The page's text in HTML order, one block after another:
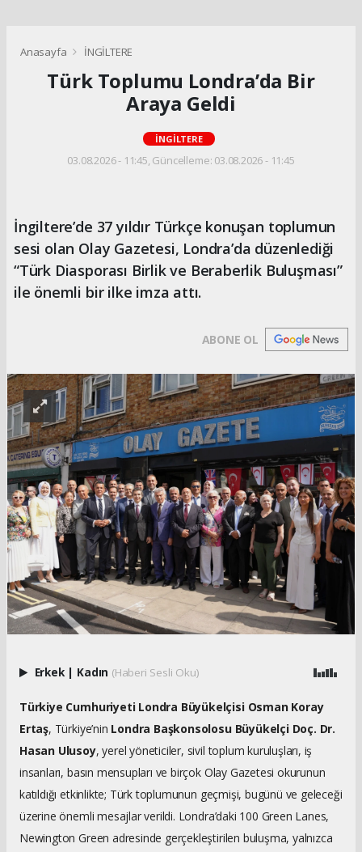
Anasayfa İNGİLTERE
Türk Toplumu Londra’da Bir
Araya Geldi
İNGİLTERE
03.08.2026 - 11:45, Güncelleme: 03.08.2026 - 11:45
İngiltere’de 37 yıldır Türkçe konuşan toplumun
sesi olan Olay Gazetesi, Londra’da düzenlediği
“Türk Diasporası Birlik ve Beraberlik Buluşması”
ile önemli bir ilke imza attı.
ABONE OL
Erkek | Kadın (Haberi Sesli Oku)
Türkiye Cumhuriyeti Londra Büyükelçisi Osman Koray
Ertaş, Türkiye’nin Londra Başkonsolosu Büyükelçi Doç. Dr.
Hasan Ulusoy, yerel yöneticiler, sivil toplum kuruluşları, iş
insanları, basın mensupları ve birçok Olay Gazetesi okurunun
katıldığı etkinlikte; Türk toplumunun geçmişi, bugünü ve geleceği
üzerine önemli mesajlar verildi. Londra’daki 100 Green Lanes,
Newington Green adresinde gerçekleştirilen buluşma, yalnızca